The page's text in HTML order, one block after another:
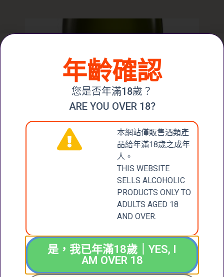
CLOUDY BAY CHARDONNAY 2019
$
年齡確認
您是否年滿18歲？
ARE YOU OVER 18?
本網站僅販售酒類產
品給年滿18歲之成年
人。
THIS WEBSITE
SELLS ALCOHOLIC
PRODUCTS ONLY TO
ADULTS AGED 18
AND OVER.
是，我已年滿18歲｜YES, I
AM OVER 18